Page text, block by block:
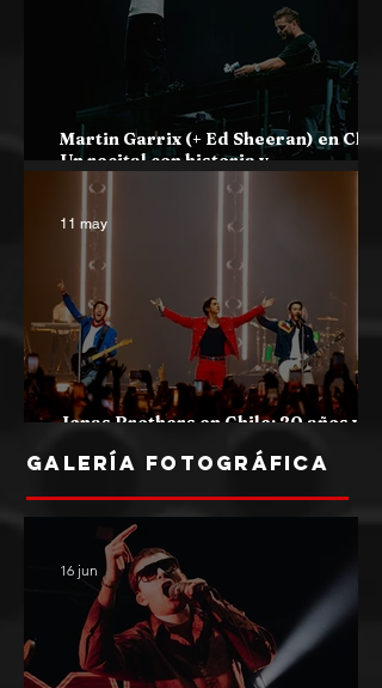
Martin Garrix (+ Ed Sheeran) en Chile:
Un recital con historia y
trascendencia mundial
Jonas Brothers en Chile: 20 años y
11 may
GALERÍA FOTOGRÁFICA
16 jun